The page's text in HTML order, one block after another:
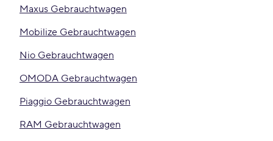
Maxus Gebrauchtwagen
Mobilize Gebrauchtwagen
Nio Gebrauchtwagen
OMODA Gebrauchtwagen
Piaggio Gebrauchtwagen
RAM Gebrauchtwagen